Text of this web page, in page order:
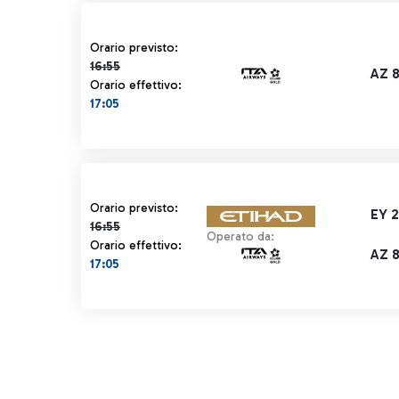
Orario previsto:
16:55
Orario previsto 16:55 barrato
Orario effettivo:
17:05
AZ
Orario previsto:
16:55
Orario previsto 16:55 barrato
Orario effettivo:
17:05
EY
Operato da:
AZ